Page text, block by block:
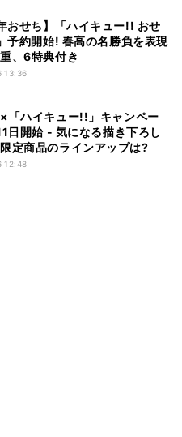
おせち】「ハイキュー!! おせ
予約開始! 春高の名勝負を表現
、6特典付き
13:36
「ハイキュー!!」キャンペー
日開始 - 気になる描き下ろし
定商品のラインアップは?
12:48